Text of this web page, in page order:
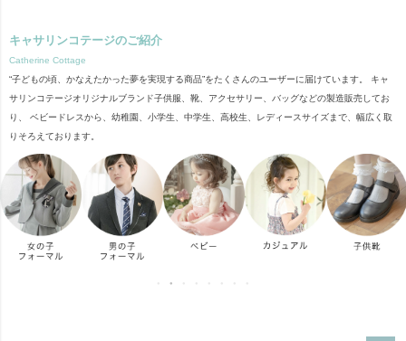
キャサリンコテージのご紹介
Catherine Cottage
“子どもの頃、かなえたかった夢を実現する商品”をたくさんのユーザーに届けています。 キャ
サリンコテージオリジナルブランド子供服、靴、アクセサリー、バッグなどの製造販売してお
り、 ベビードレスから、幼稚園、小学生、中学生、高校生、レディースサイズまで、幅広く取
りそろえております。